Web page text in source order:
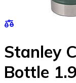
Stanley
Bottle